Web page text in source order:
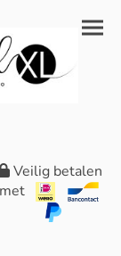
Veilig betalen
met